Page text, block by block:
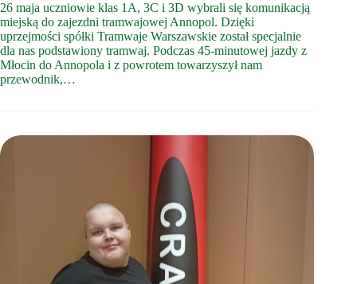
26 maja uczniowie klas 1A, 3C i 3D wybrali się komunikacją
miejską do zajezdni tramwajowej Annopol. Dzięki
uprzejmości spółki Tramwaje Warszawskie został specjalnie
dla nas podstawiony tramwaj. Podczas 45-minutowej jazdy z
Młocin do Annopola i z powrotem towarzyszył nam
przewodnik,…